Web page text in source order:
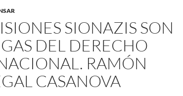
SIONAZIS SON
DEL DERECHO
RAMÓN
CASANOVA